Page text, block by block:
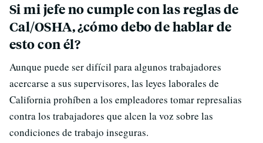
Si mi jefe no cumple con las reglas de
Cal/OSHA, ¿cómo debo de hablar de
esto con él?
Aunque puede ser difícil para algunos trabajadores
acercarse a sus supervisores, las leyes laborales de
California prohíben a los empleadores tomar represalias
contra los trabajadores que alcen la voz sobre las
condiciones de trabajo inseguras.